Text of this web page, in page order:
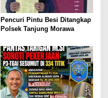
Pencuri Pintu Besi Ditangkap
Polsek Tanjung Morawa